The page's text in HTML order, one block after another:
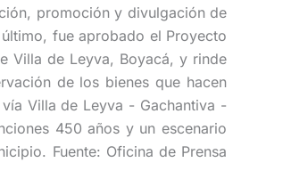
promoción y divulgación de
fue aprobado el Proyecto
Villa de Leyva, Boyacá, y rinde
de los bienes que hacen
Villa de Leyva - Gachantiva -
450 años y un escenario
Fuente: Oficina de Prensa